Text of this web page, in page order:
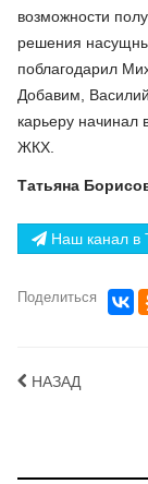
возможности
решения
поблагодарил
Добавим,
карьеру начинал
ЖКХ.
Татьяна
Наш канал в
Поделиться
НАЗАД